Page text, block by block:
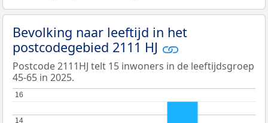
Bevolking naar leeftijd in het
postcodegebied 2111 HJ
Postcode 2111HJ telt 15 inwoners in de leeftijdsgroep
45-65 in 2025.
14
14
16
16